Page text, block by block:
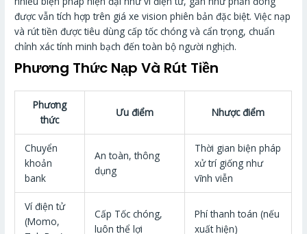
được vẫn tích hợp trên giá xe vision phiên bản đặc biệt. Việc nạp
và rút tiền được tiêu dùng cấp tốc chóng và cẩn trọng, chuẩn
chỉnh xác tính minh bạch đến toàn bộ người nghịch.
Phương Thức Nạp Và Rút Tiền
Phương
thức
Ưu điểm Nhược điểm
Chuyển
khoản
bank
An toàn, thông
dụng
Thời gian biện pháp
xử trí giống như
vĩnh viễn
Ví điện tử
(Momo,
Cấp Tốc chóng,
luôn thể lợi
Phí thanh toán (nếu
xuất hiện)